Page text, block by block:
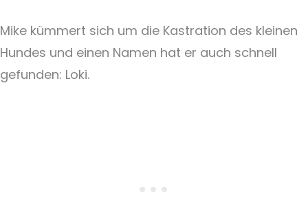
Mike kümmert sich um die Kastration des kleinen
Hundes und einen Namen hat er auch schnell
gefunden: Loki.